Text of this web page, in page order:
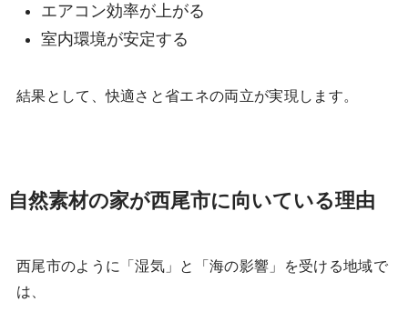
エアコン効率が上がる
室内環境が安定する
結果として、快適さと省エネの両立が実現します。
自然素材の家が西尾市に向いている理由
西尾市のように「湿気」と「海の影響」を受ける地域で
は、